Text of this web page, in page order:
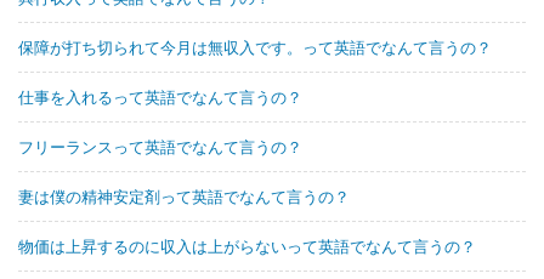
保障が打ち切られて今月は無収入です。って英語でなんて言うの？
仕事を入れるって英語でなんて言うの？
フリーランスって英語でなんて言うの？
妻は僕の精神安定剤って英語でなんて言うの？
物価は上昇するのに収入は上がらないって英語でなんて言うの？